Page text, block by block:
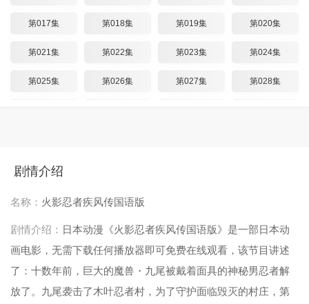
第017集 第018集 第019集 第020集
第021集 第022集 第023集 第024集
第025集 第026集 第027集 第028集
第037集
第041集 第042集
第045集 第046集 第047集 第048集
第049集 第050集 第051集 第052集
剧情介绍
名称： 火影忍者疾风传国语版
剧情介绍： 日本动漫《火影忍者疾风传国语版》是一部日本动
画电影，无需下载任何播放器即可免费在线观看，该节目讲述
了：十数年前，巨大的魔兽・九尾被戴着面具的神秘男忍者解
放了。九尾袭击了木叶忍者村，为了守护面临毁灭的村庄，第